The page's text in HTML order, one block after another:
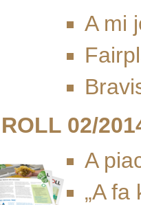
A mi
02/
A
„A fa